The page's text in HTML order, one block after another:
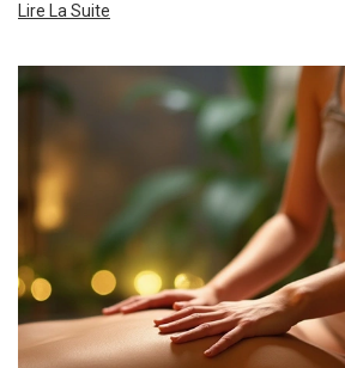
Lire La Suite